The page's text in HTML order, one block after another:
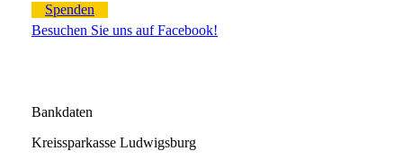
Spenden
Besuchen Sie uns auf Facebook!
Bankdaten
Kreissparkasse Ludwigsburg